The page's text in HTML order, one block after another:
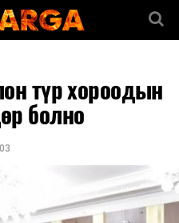
түр хороодын
болно